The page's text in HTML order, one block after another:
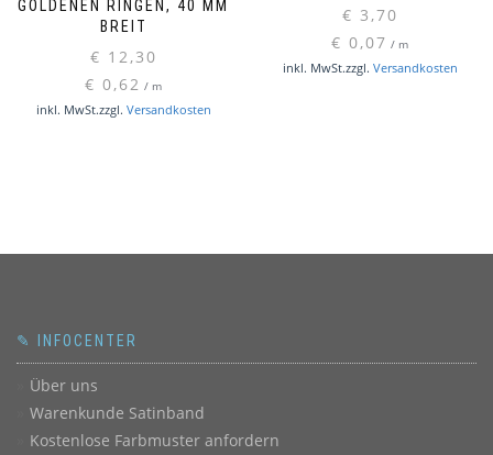
OLDENEN RINGEN, 40 MM B
REIT
€ 12,30
€ 0,62 / m
inkl. MwSt.zzgl. Versandkosten
€ 3,70
€ 0,07 / m
inkl. MwSt.zzgl. Versandkosten
✎ INFOCENTER
Über uns
Warenkunde Satinband
Kostenlose Farbmuster anfordern